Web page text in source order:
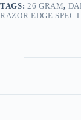
TAGS: 26 GRAM,
RAZOR EDGE